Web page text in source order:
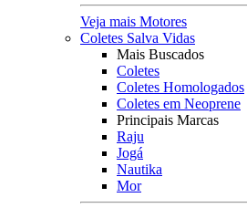
Veja mais Motores
Coletes Salva Vidas
Mais Buscados
Coletes
Coletes Homologados
Coletes em Neoprene
Principais Marcas
Raju
Jogá
Nautika
Mor